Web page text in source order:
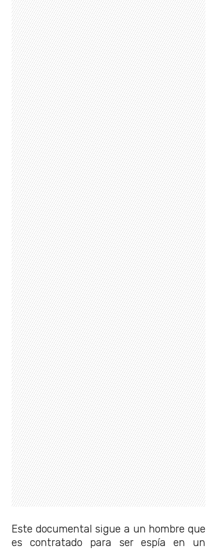
Este documental sigue a un hombre que
es contratado para ser espía en un